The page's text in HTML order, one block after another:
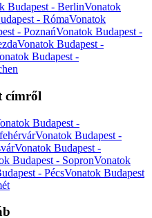
Budapest - BerlinVonatok
- RómaVonatok
- PoznańVonatok Budapest -
Vonatok Budapest -
Budapest -
címről
Budapest -
Vonatok Budapest -
Vonatok Budapest -
Budapest - SopronVonatok
- PécsVonatok Budapest